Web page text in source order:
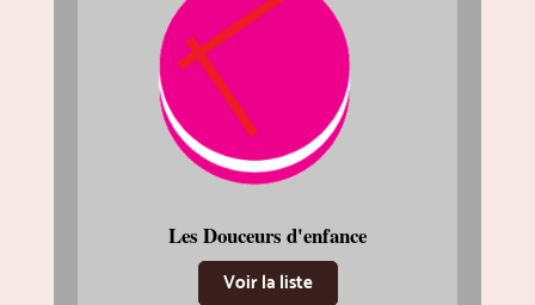
Les Douceurs d'enfance
Voir la liste